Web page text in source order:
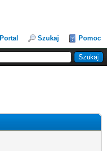
Portal Szukaj Pomoc